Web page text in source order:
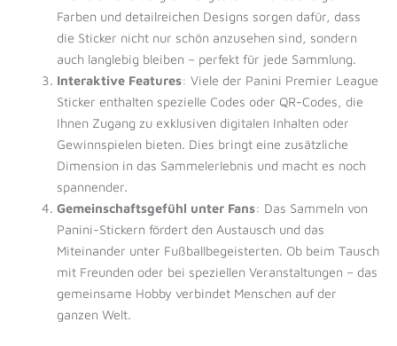
Farben und detailreichen Designs sorgen dafür, dass
die Sticker nicht nur schön anzusehen sind, sondern
auch langlebig bleiben – perfekt für jede Sammlung.
Interaktive Features: Viele der Panini Premier League
Sticker enthalten spezielle Codes oder QR-Codes, die
Ihnen Zugang zu exklusiven digitalen Inhalten oder
Gewinnspielen bieten. Dies bringt eine zusätzliche
Dimension in das Sammelerlebnis und macht es noch
spannender.
Gemeinschaftsgefühl unter Fans: Das Sammeln von
Panini-Stickern fördert den Austausch und das
Miteinander unter Fußballbegeisterten. Ob beim Tausch
mit Freunden oder bei speziellen Veranstaltungen – das
gemeinsame Hobby verbindet Menschen auf der
ganzen Welt.